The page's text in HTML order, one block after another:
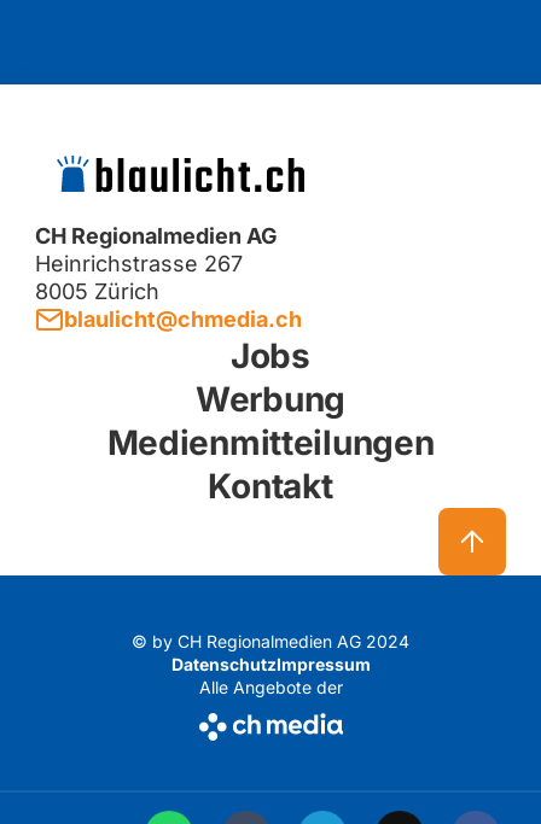
CH Regionalmedien AG
Heinrichstrasse 267
8005 Zürich
blaulicht@chmedia.ch
Jobs
Werbung
Medienmitteilungen
Kontakt
© by CH Regionalmedien AG 2024
DatenschutzImpressum
Alle Angebote der